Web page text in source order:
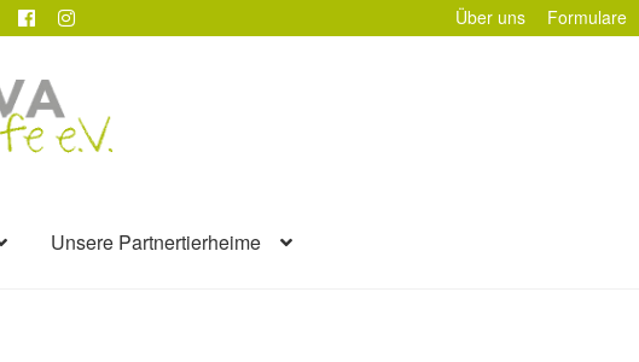
Über uns Formulare
Unsere Partnertierheime